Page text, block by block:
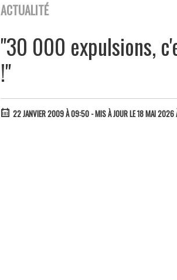
ACTUALITÉ
"30 000 expulsions,
!"
22 JANVIER 2009 À 09:50 - MIS À JOUR LE 18 MAI 2026